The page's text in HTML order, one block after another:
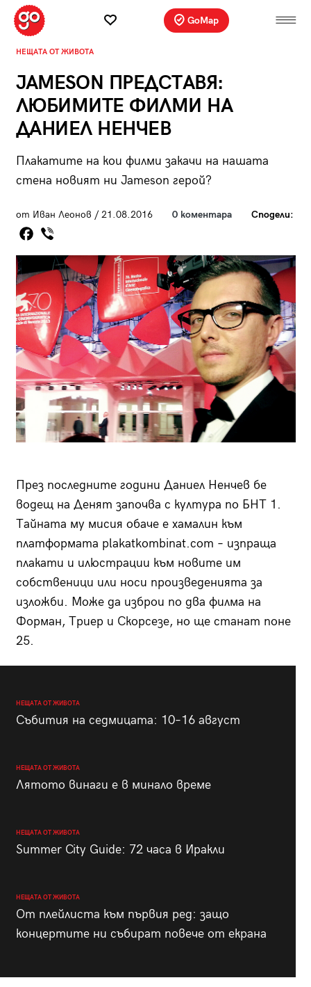
GoMap
НЕЩАТА ОТ ЖИВОТА
JAMESON ПРЕДСТАВЯ:
ЛЮБИМИТЕ ФИЛМИ НА
ДАНИЕЛ НЕНЧЕВ
Плакатите на кои филми закачи на нашата
стена новият ни Jameson герой?
от Иван Леонов / 21.08.2016 0 коментара Сподели:
През последните години Даниел Ненчев бе
водещ на Денят започва с култура по БНТ 1.
Тайната му мисия обаче е хамалин към
платформата plakatkombinat.com – изпраща
плакати и илюстрации към новите им
собственици или носи произведенията за
изложби. Може да изброи по два филма на
Форман, Триер и Скорсезе, но ще станат поне
25.
НЕЩАТА ОТ ЖИВОТА
Събития на седмицата: 10–16 август
НЕЩАТА ОТ ЖИВОТА
Лятото винаги е в минало време
НЕЩАТА ОТ ЖИВОТА
Summer City Guide: 72 часа в Иракли
НЕЩАТА ОТ ЖИВОТА
От плейлиста към първия ред: защо
концертите ни събират повече от екрана